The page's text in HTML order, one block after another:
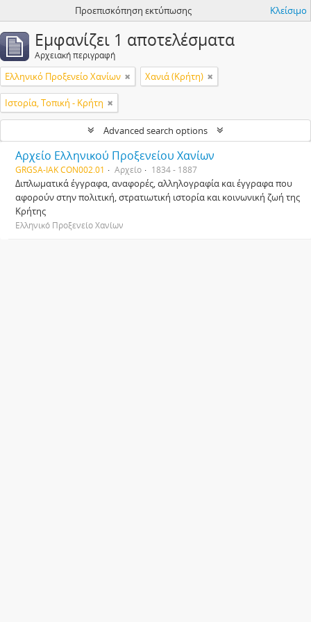
Προεπισκόπηση εκτύπωσης Κλείσιμο
Εμφανίζει 1 αποτελέσματα
Αρχειακή περιγραφή
Ελληνικό Προξενείο Χανίων Χανιά (Κρήτη)
Ιστορία, Τοπική - Κρήτη
Advanced search options
Αρχείο Ελληνικού Προξενείου Χανίων
GRGSA-IAK CON002.01 Αρχείο 1834 - 1887
Διπλωματικά έγγραφα, αναφορές, αλληλογραφία και έγγραφα που
αφορούν στην πολιτική, στρατιωτική ιστορία και κοινωνική ζωή της
Κρήτης
Ελληνικό Προξενείο Χανίων